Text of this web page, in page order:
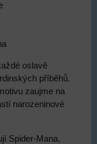
oslavě
příběhů.
zaujme na
narozeninové
Spider-Mana,